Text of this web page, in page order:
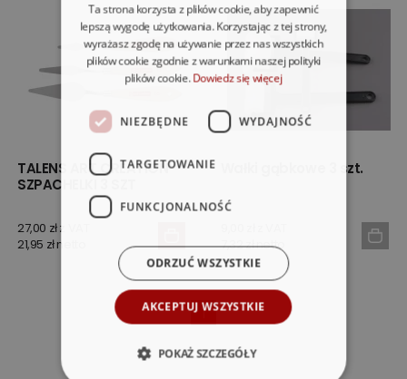
TALENS ART CREATION
SZPACHELKI 3 SZT
27,00 zł z VAT
21,95 zł netto
Wałki gąbkowe 3 szt.
7,32 zł netto
1
Ta strona korzysta z plików cookie, aby zapewnić
lepszą wygodę użytkowania. Korzystając z tej strony,
wyrażasz zgodę na używanie przez nas wszystkich
plików cookie zgodnie z warunkami naszej polityki
plików cookie.Dowiedz się więcej
NIEZBĘDNE WYDAJNOŚĆ
TARGETOWANIE
FUNKCJONALNOŚĆ
AKCEPTUJ WSZYSTKIE
ODRZUĆ WSZYSTKIE
POKAŻ SZCZEGÓŁY